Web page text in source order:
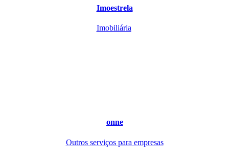
Imoestrela
Imobiliária
onne
Outros serviços para empresas